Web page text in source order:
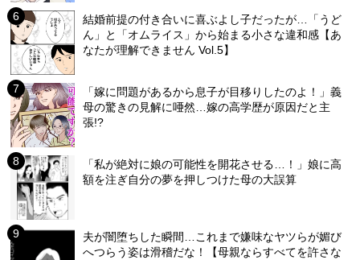
結婚前提の付き合いに喜ぶよし子だったが…「うど
ん」と「オムライス」から始まる小さな違和感【あ
なたが理解できません Vol.5】
「嫁に問題があるから息子が目移りしたのよ！」義
母の驚きの見解に唖然…嫁の高学歴が原因だと主
張!?
「私が絶対に娘の可能性を開花させる…！」娘に高
額を注ぎ自分の夢を押しつけた母の大誤算
夫が闇堕ちした瞬間…これまで嫌味なヤツらが媚び
へつらう姿は滑稽だな！【母親ならすべてを許さな